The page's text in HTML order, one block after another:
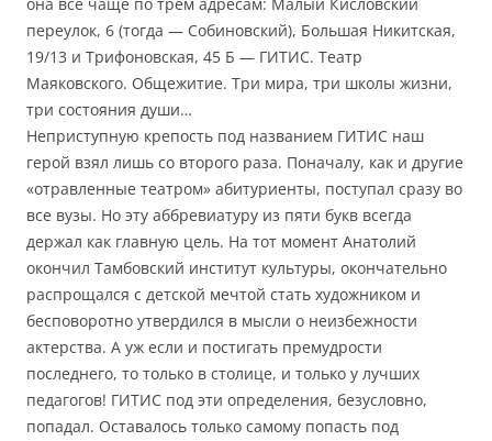
она все чаще по трем адресам: Малый Кисловский
переулок, 6 (тогда — Собиновский), Большая Никитская,
19/13 и Трифоновская, 45 Б — ГИТИС. Театр
Маяковского. Общежитие. Три мира, три школы жизни,
три состояния души…
Неприступную крепость под названием ГИТИС наш
герой взял лишь со второго раза. Поначалу, как и другие
«отравленные театром» абитуриенты, поступал сразу во
все вузы. Но эту аббревиатуру из пяти букв всегда
держал как главную цель. На тот момент Анатолий
окончил Тамбовский институт культуры, окончательно
распрощался с детской мечтой стать художником и
бесповоротно утвердился в мысли о неизбежности
актерства. А уж если и постигать премудрости
последнего, то только в столице, и только у лучших
педагогов! ГИТИС под эти определения, безусловно,
попадал. Оставалось только самому попасть под